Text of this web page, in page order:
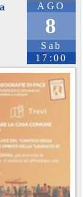
AGO
8
Sab
17:00